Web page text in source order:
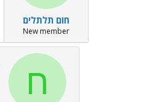
א
ר
י
ך
חום תלתלים
New member
ח